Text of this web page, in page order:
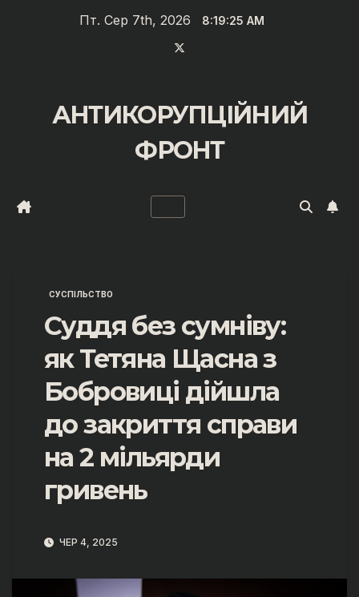
Пт. Сер 7th, 2026 8:19:26 AM
АНТИКОРУПЦІЙНИЙ
ФРОНТ
СУСПІЛЬСТВО
Суддя без сумніву:
як Тетяна Щасна з
Бобровиці дійшла
до закриття справи
на 2 мільярди
гривень
ЧЕР 4, 2025